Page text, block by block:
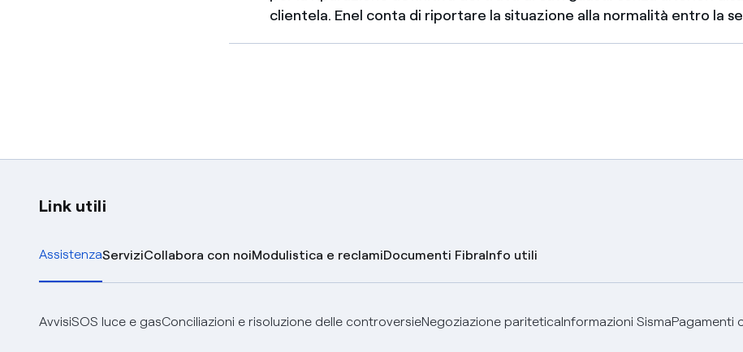
clientela. Enel conta di riportare la situazione alla normalità entro la
Link utili
AssistenzaServiziCollabora con noiModulistica e reclamiDocumenti FibraInfo utili
AvvisiSOS luce e gasConciliazioni e risoluzione delle controversieNegoziazione pariteticaInformazioni SismaPagamenti